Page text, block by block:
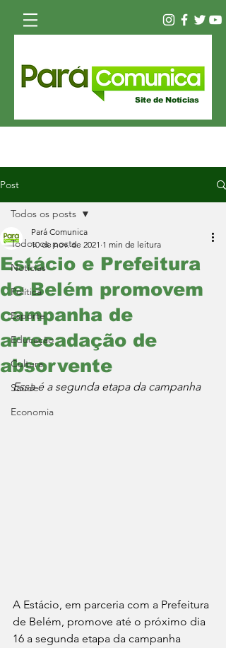
Site de Notícias
Post
Todos os posts
Notícias
Política
Esporte
Educação
Cultura
Saúde
Economia
Todos os posts
Estácio e Prefeitura
de Belém promovem
campanha de
arrecadação de
absorvente
Pará Comunica
10 de nov. de 2021 1 min de leitura
Essa é a segunda etapa da campanha
A Estácio, em parceria com a Prefeitura
de Belém, promove até o próximo dia
16 a segunda etapa da campanha